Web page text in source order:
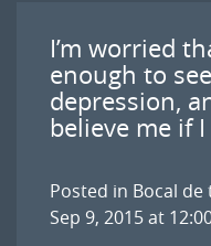
I’m worried
enough to
depression,
believe me if
Posted in Bocal de
Sep 9, 2015 at